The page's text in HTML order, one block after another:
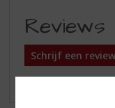
Reviews
Schrijf een review
Er zijn nog geen